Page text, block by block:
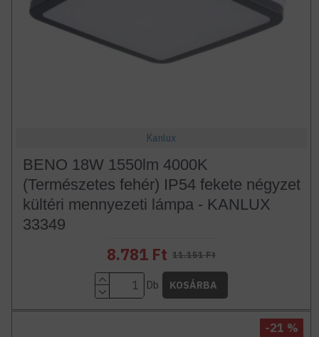
Kanlux
BENO 18W 1550lm 4000K
(Természetes fehér) IP54 fekete négyzet
kültéri mennyezeti lámpa - KANLUX
33349
8.781 Ft 11.151 Ft
Db KOSÁRBA
-21 %